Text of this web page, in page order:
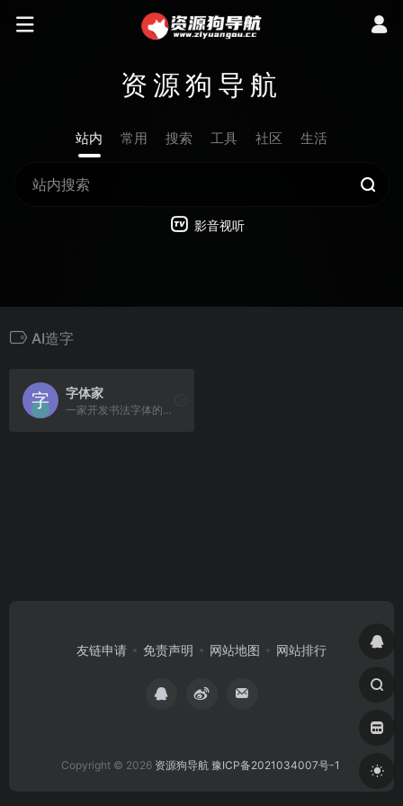
资源狗导航
站内 常用 搜索 工具 社区 生活
影音视听
AI造字
字体家
一家开发书法字体的网站平台。
友链申请 免责声明 网站地图 网站排行
Copyright © 2026 资源狗导航 豫ICP备2021034007号-1